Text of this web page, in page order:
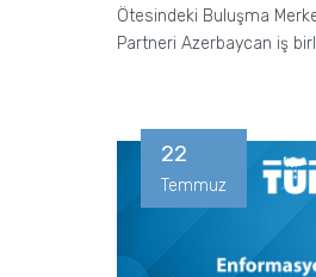
Ötesindeki Buluşma
Partneri Azerbaycan iş
22
Temmuz